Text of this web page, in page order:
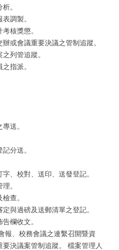
。
調製。
核獎懲。
辦或會議重要決議之管制追蹤。
列管追蹤。
指派。
送。
分送。
、校對、送印、送發登記。
。
查。
與過磅及送郵清單之登記。
欄收文。
報、校務會議之連繫召開暨資
決議案管制追蹤。 檔案管理人